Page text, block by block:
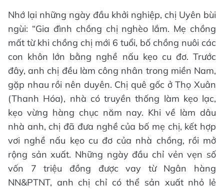
Nhớ lại những ngày đầu khởi nghiệp, chị Uyên bùi
ngùi: “Gia đình chồng chị nghèo lắm. Mẹ chồng
mất từ khi chồng chị mới 6 tuổi, bố chồng nuôi các
con khôn lớn bằng nghề nấu kẹo cu đơ. Trước
đây, anh chị đều làm công nhân trong miền Nam,
gặp nhau rồi nên duyên. Chị quê gốc ở Thọ Xuân
(Thanh Hóa), nhà có truyền thống làm kẹo lạc,
kẹo vừng hàng chục năm nay. Khi về làm dâu
nhà anh, chị đã đưa nghề của bố mẹ chị, kết hợp
vơi nghề nấu kẹo cu đơ của nhà chồng, rồi mở
rộng sản xuất. Những ngày đầu chỉ vẻn vẹn số
vốn 7 triệu đồng được vay từ Ngân hàng
NN&PTNT, anh chị chỉ có thể sản xuất nhỏ lẻ